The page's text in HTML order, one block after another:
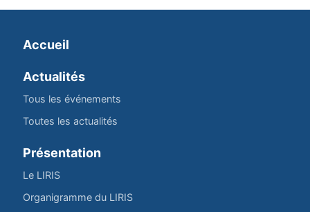
Accueil
Actualités
Tous les événements
Toutes les actualités
Présentation
Le LIRIS
Organigramme du LIRIS